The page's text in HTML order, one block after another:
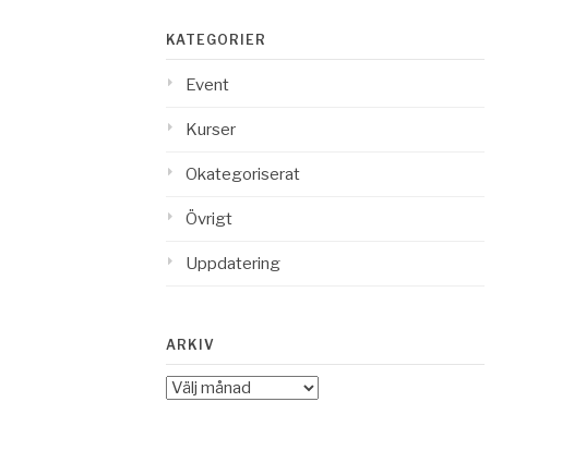
KATEGORIER
Event
Kurser
Okategoriserat
Övrigt
Uppdatering
ARKIV
Arkiv